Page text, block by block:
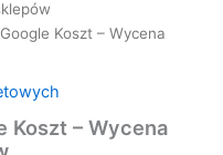
Koszt – Wycena
Koszt – Wycena